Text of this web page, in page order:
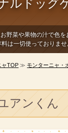
ルドッグ
野菜や果物の汁で色を
は一切使っておりませ
ャTOP ≫モンターニャ・
アンくん